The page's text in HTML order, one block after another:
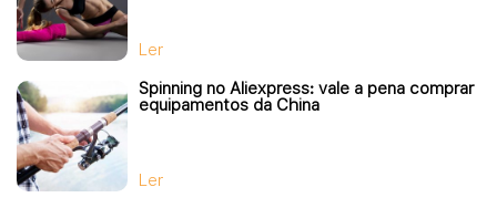
Ler
Spinning no Aliexpress: vale a pena comprar
equipamentos da China
Ler